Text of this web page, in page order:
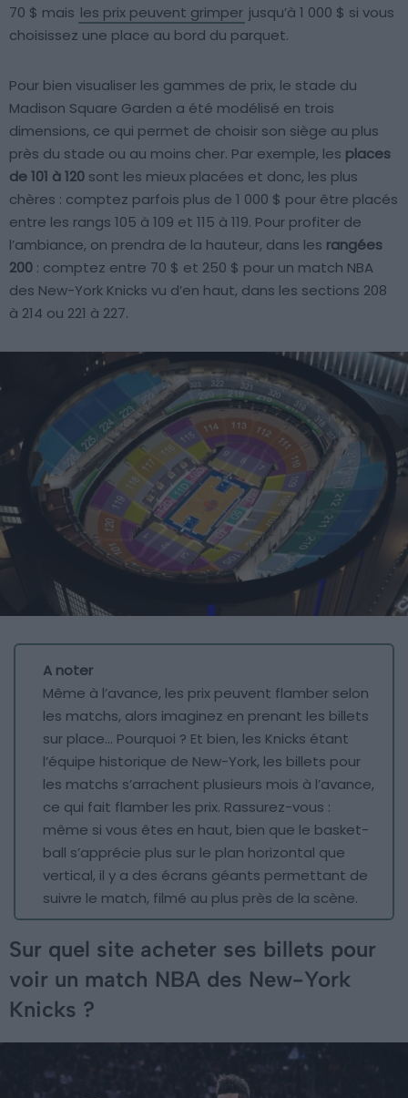
70 $ mais les prix peuvent grimper jusqu’à 1 000 $ si vous
choisissez une place au bord du parquet.
Pour bien visualiser les gammes de prix, le stade du
Madison Square Garden a été modélisé en trois
dimensions, ce qui permet de choisir son siège au plus
près du stade ou au moins cher. Par exemple, les places
de 101 à 120 sont les mieux placées et donc, les plus
chères : comptez parfois plus de 1 000 $ pour être placés
entre les rangs 105 à 109 et 115 à 119. Pour profiter de
l’ambiance, on prendra de la hauteur, dans les rangées
200 : comptez entre 70 $ et 250 $ pour un match NBA
des New-York Knicks vu d’en haut, dans les sections 208
à 214 ou 221 à 227.
A noter
Même à l’avance, les prix peuvent flamber selon
les matchs, alors imaginez en prenant les billets
sur place… Pourquoi ? Et bien, les Knicks étant
l’équipe historique de New-York, les billets pour
les matchs s’arrachent plusieurs mois à l’avance,
ce qui fait flamber les prix. Rassurez-vous :
même si vous êtes en haut, bien que le basket-
ball s’apprécie plus sur le plan horizontal que
vertical, il y a des écrans géants permettant de
suivre le match, filmé au plus près de la scène.
Sur quel site acheter ses billets pour
voir un match NBA des New-York
Knicks ?